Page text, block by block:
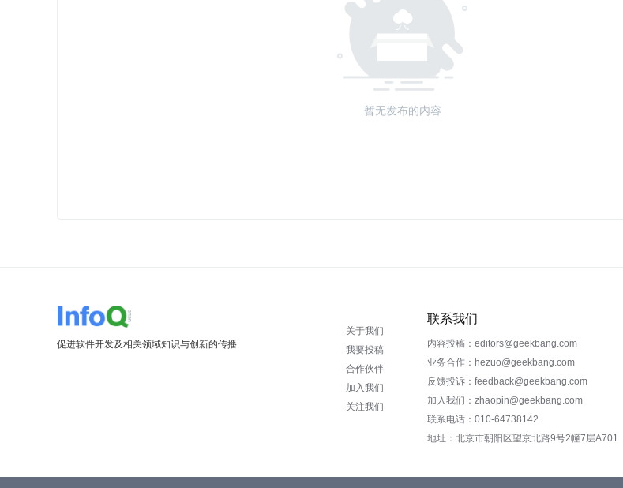
暂无发布的内容
促进软件开发及相关领域知识与创新的传播
关于我们
我要投稿
合作伙伴
加入我们
关注我们
联系我们
内容投稿：editors@geekbang.com
业务合作：hezuo@geekbang.com
反馈投诉：feedback@geekbang.com
加入我们：zhaopin@geekbang.com
联系电话：010-64738142
地址：北京市朝阳区望京北路9号2幢7层A701